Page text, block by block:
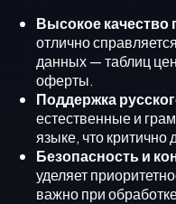
Высокое качество
отлично
данных — таблиц
оферты.
Поддержка
естественные и
языке, что критично
Безопасность и
уделяет
важно при